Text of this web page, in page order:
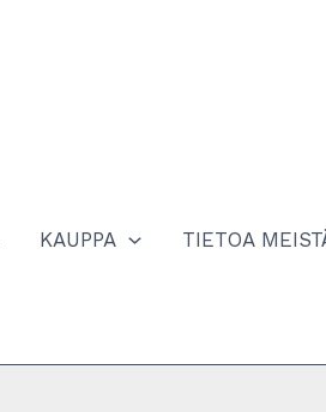
KAUPPA TIETOA